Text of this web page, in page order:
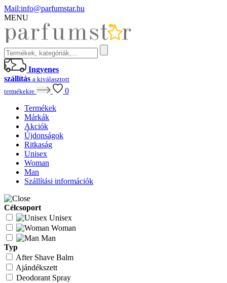
Mail:info@parfumstar.hu
MENU
Ingyenes
szállítás a kiválasztott
termékekre
0
Termékek
Márkák
Akciók
Újdonságok
Ritkaság
Unisex
Woman
Man
Szállítási információk
Célcsoport
Unisex
Woman
Man
Typ
After Shave Balm
Ajándékszett
Deodorant Spray